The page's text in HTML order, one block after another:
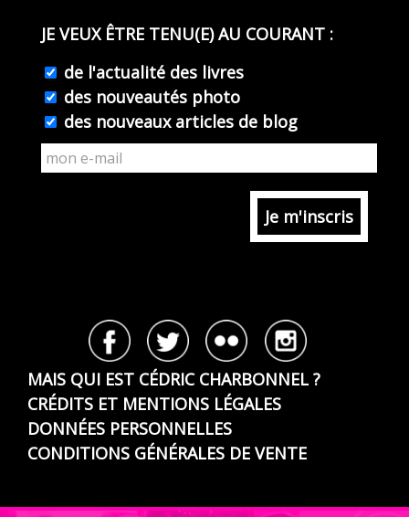
JE VEUX ÊTRE TENU(E) AU COURANT :
de l'actualité des livres
des nouveautés photo
des nouveaux articles de blog
MAIS QUI EST CÉDRIC CHARBONNEL ?
CRÉDITS ET MENTIONS LÉGALES
DONNÉES PERSONNELLES
CONDITIONS GÉNÉRALES DE VENTE